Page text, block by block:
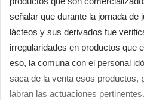
señalar que durante la jornada
lácteos y sus derivados fue
irregularidades en productos que
eso, la comuna con el personal
saca de la venta esos productos,
labran las actuaciones pertinentes.